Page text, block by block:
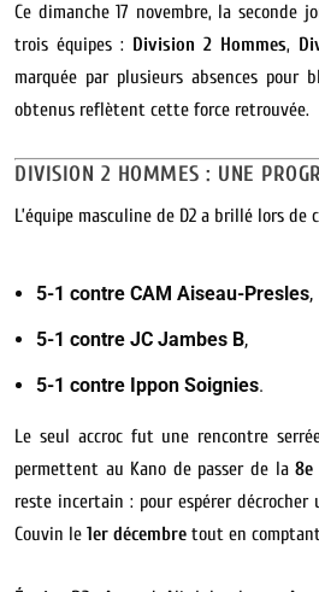
Ce dimanche 17 novembre, la seconde
trois équipes :
Division 2 Hommes,
marquée par plusieurs absences
obtenus reflètent cette force retrouvée.
DIVISION 2 HOMMES : UNE
L’équipe masculine de D2 a brillé lors
5-1 contre CAM Aiseau-Presles,
5-1 contre JC Jambes B,
5-1 contre Ippon Soignies.
Le seul accroc fut une rencontre
permettent au Kano de passer de la
reste incertain : pour espérer
Couvin le1er décembre tout en